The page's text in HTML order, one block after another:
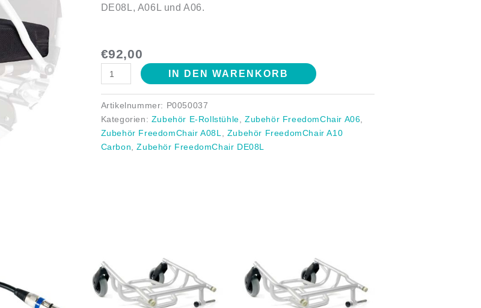
DE08L, A06L und A06.
€92,00
IN DEN WARENKORB
Artikelnummer: P0050037
Kategorien: Zubehör E-Rollstühle ,Zubehör FreedomChair A06
Zubehör FreedomChair A08L
Zubehör FreedomChair A10
Carbon ,Zubehör FreedomChair DE08L